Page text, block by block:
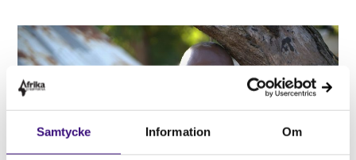
Samtycke Information Om